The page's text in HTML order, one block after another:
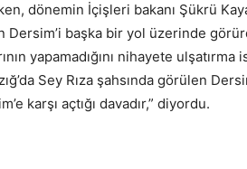
dönemin İçişleri bakanı Şükrü
başka bir yol üzerinde
yapamadığını nihayete ulşatırma
Sey Rıza şahsında görülen
karşı açtığı davadır,” diyordu.